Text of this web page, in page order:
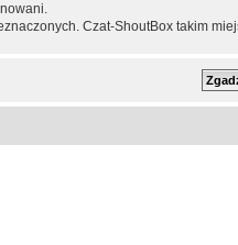
Czat-ShoutBox takim